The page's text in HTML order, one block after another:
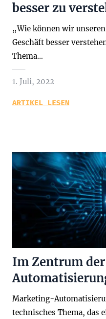
besser zu
„Wie können wir
Geschäft besser
Thema…
1. Juli, 2022
ARTIKEL LESEN
Im Zentrum
Marketing-
technisches Thema, das